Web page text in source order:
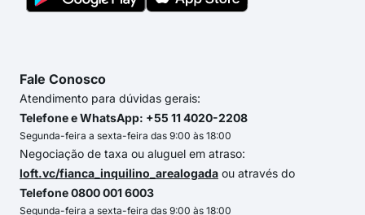
Fale Conosco
Atendimento para dúvidas gerais:
Telefone e WhatsApp: +55 11 4020-2208
Segunda-feira a sexta-feira das 9:00 às 18:00
Negociação de taxa ou aluguel em atraso:
loft.vc/fianca_inquilino_arealogada ou através do
Telefone 0800 001 6003
Segunda-feira a sexta-feira das 9:00 às 18:00